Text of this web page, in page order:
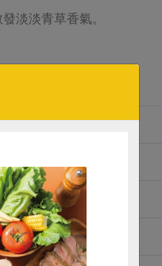
淡淡青草香氣。